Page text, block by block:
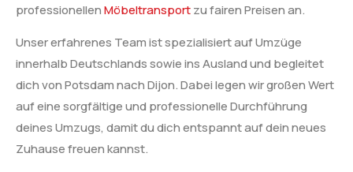
professionellenMöbeltransportzu fairen Preisen an.
Unser erfahrenes Team ist spezialisiert auf Umzüge
innerhalb Deutschlands sowie ins Ausland und begleitet
dich von Potsdam nach Dijon. Dabei legen wir großen Wert
auf eine sorgfältige und professionelle Durchführung
deines Umzugs, damit du dich entspannt auf dein neues
Zuhause freuen kannst.